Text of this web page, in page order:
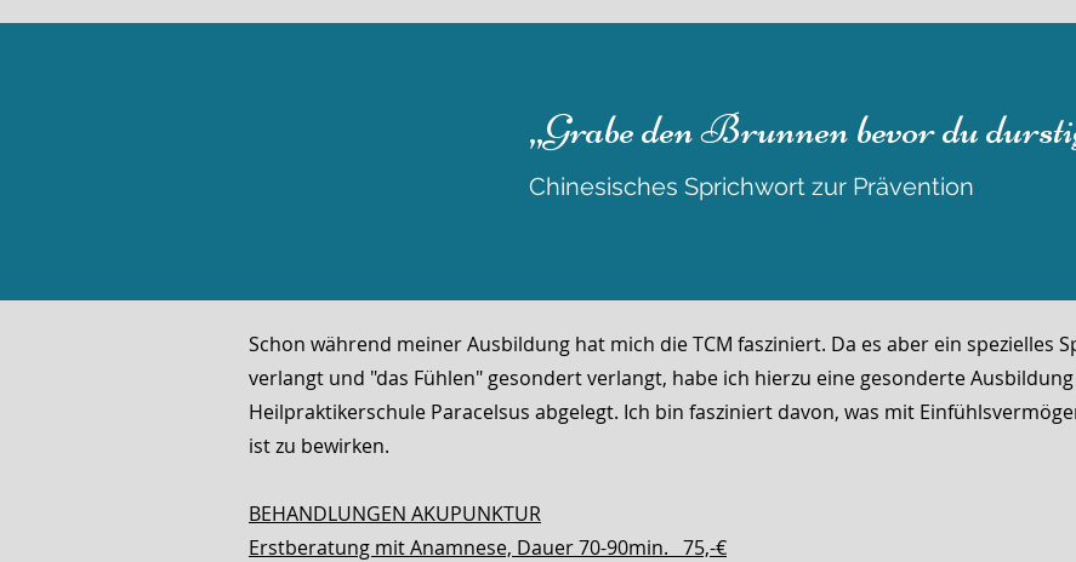
„Grabe den Brunnen bevor du
Chinesisches Sprichwort zur Prävention
Schon während meiner Ausbildung hat mich die TCM fasziniert. Da es aber ein spezielles
verlangt und "das Fühlen" gesondert verlangt, habe ich hierzu eine gesonderte
Heilpraktikerschule Paracelsus abgelegt. Ich bin fasziniert davon, was mit
ist zu bewirken.
BEHANDLUNGEN AKUPUNKTUR
Erstberatung mit Anamnese, Dauer 70-90min. 75,-€